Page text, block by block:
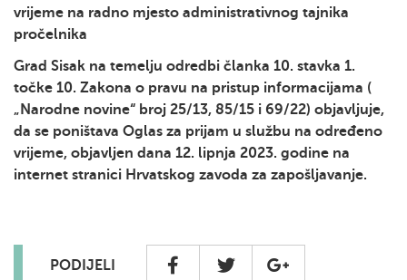
vrijeme na radno mjesto administrativnog tajnika
pročelnika
Grad Sisak na temelju odredbi članka 10. stavka 1.
točke 10. Zakona o pravu na pristup informacijama (
„Narodne novine“ broj 25/13, 85/15 i 69/22) objavljuje,
da se poništava Oglas za prijam u službu na određeno
vrijeme, objavljen dana 12. lipnja 2023. godine na
internet stranici Hrvatskog zavoda za zapošljavanje.
PODIJELI